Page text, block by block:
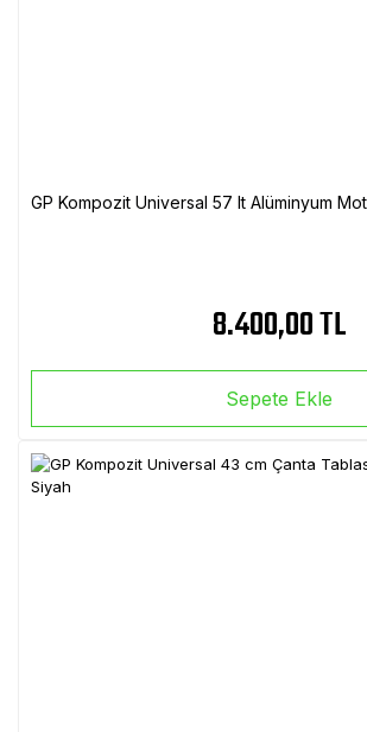
GP Kompozit Universal 57 lt Alüminyum
8.400,00 TL
Sepete Ekle